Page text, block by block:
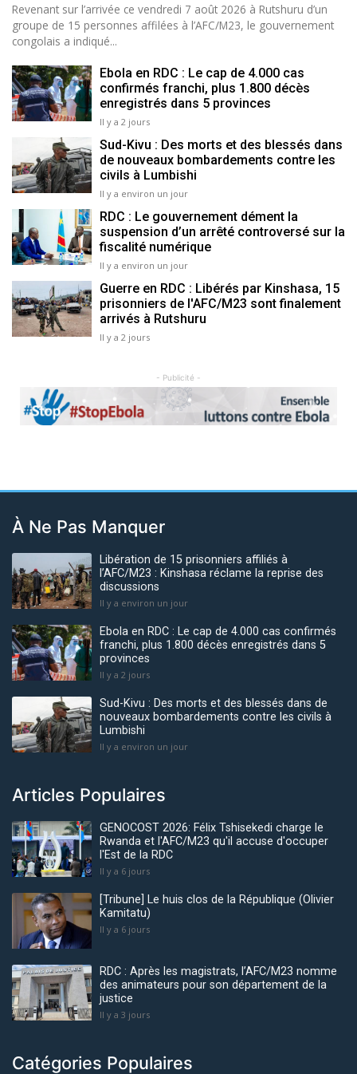
Revenant sur l’arrivée ce vendredi 7 août 2026 à Rutshuru d’un
groupe de 15 personnes affilées à l’AFC/M23, le gouvernement
congolais a indiqué...
Ebola en RDC : Le cap de 4.000 cas
confirmés franchi, plus 1.800 décès
enregistrés dans 5 provinces
Il y a 2 jours
Sud-Kivu : Des morts et des blessés dans
de nouveaux bombardements contre les
civils à Lumbishi
Il y a environ un jour
RDC : Le gouvernement dément la
suspension d’un arrêté controversé sur la
fiscalité numérique
Il y a environ un jour
Guerre en RDC : Libérés par Kinshasa, 15
prisonniers de l'AFC/M23 sont finalement
arrivés à Rutshuru
Il y a 2 jours
- Publicité -
Previous Next
À Ne Pas Manquer
Libération de 15 prisonniers affiliés à
l’AFC/M23 : Kinshasa réclame la reprise des
discussions
Il y a environ un jour
Ebola en RDC : Le cap de 4.000 cas confirmés
franchi, plus 1.800 décès enregistrés dans 5
provinces
Il y a 2 jours
Sud-Kivu : Des morts et des blessés dans de
nouveaux bombardements contre les civils à
Lumbishi
Il y a environ un jour
Articles Populaires
GENOCOST 2026: Félix Tshisekedi charge le
Rwanda et l'AFC/M23 qu'il accuse d'occuper
l'Est de la RDC
Il y a 6 jours
[Tribune] Le huis clos de la République (Olivier
Kamitatu)
Il y a 6 jours
RDC : Après les magistrats, l’AFC/M23 nomme
des animateurs pour son département de la
justice
Il y a 3 jours
Catégories Populaires